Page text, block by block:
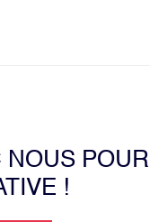
NOUS POUR
!